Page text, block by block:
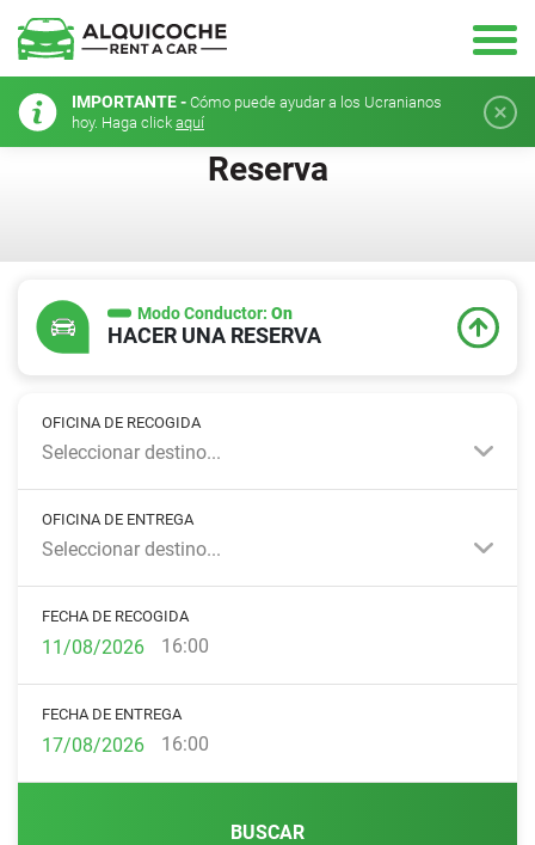
IMPORTANTE - Cómo puede ayudar a los Ucranianos
hoy. Haga click aquí
Reserva
Modo Conductor: On
HACER UNA RESERVA
OFICINA DE RECOGIDA
Seleccionar destino...
OFICINA DE ENTREGA
Seleccionar destino...
FECHA DE RECOGIDA
16:00
FECHA DE ENTREGA
16:00
BUSCAR